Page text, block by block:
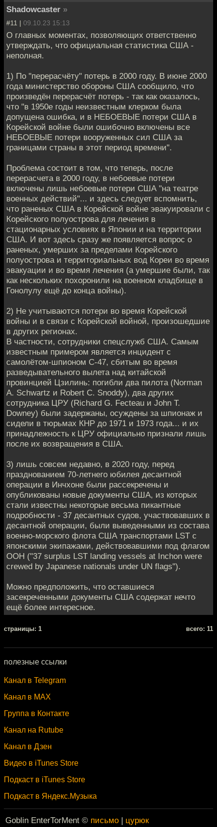
Shadowcaster »
#11 | 09.10.23 15:13
О главных моментах, позволяющих ответственно
утверждать, что официальная статистика США -
неполная.
1) По "перерасчёту" потерь в 2000 году. В июне 2000
года министерство обороны США сообщило, что
произведён перерасчёт потерь - так как оказалось,
что "в 1950е годы неизвестным клерком была
допущена ошибка, и в НЕБОЕВЫЕ потери США в
Корейской войне были ошибочно включены все
НЕБОЕВЫЕ потери вооруженных сил США за
границами страны в этот период времени".
Проблема состоит в том, что теперь, после
перерасчета в 2000 году, в небоевые потери
включены лишь небоевые потери США "на театре
военных действий"... и здесь следует вспомнить,
что раненых США в Корейской войне эвакуировали с
Корейского полуострова для лечения в
стационарных условиях в Японии и на территории
США. И вот здесь сразу же появляется вопрос о
раненых, умерших за пределами Корейского
полуострова и территориальных вод Кореи во время
эвакуации и во время лечения (а умершие были, так
как нескольких похоронили на военном кладбище в
Гонолулу ещё до конца войны).
2) Не учитываются потери во время Корейской
войны и в связи с Корейской войной, произошедшие
в других регионах.
В частности, сотрудники спецслужб США. Самым
известным примером является инцидент с
самолётом-шпионом С-47, сбитым во время
разведывательного вылета над китайской
провинцией Цзилинь: погибли два пилота (Norman
A. Schwartz и Robert C. Snoddy), два других
сотрудника ЦРУ (Richard G. Fecteau и John T.
Downey) были задержаны, осуждены за шпионаж и
сидели в тюрьмах КНР до 1971 и 1973 года... и их
принадлежность к ЦРУ официально признали лишь
после их возвращения в США.
3) лишь совсем недавно, в 2020 году, перед
празднованием 70-летнего юбилея десантной
операции в Инчхоне были рассекречены и
опубликованы новые документы США, из которых
стали известны некоторые весьма пикантные
подробности - 37 десантных судов, участвовавших в
десантной операции, были выведенными из состава
военно-морского флота США транспортами LST с
японскими экипажами, действовавшими под флагом
ООН ("37 surplus LST landing vessels at Inchon were
crewed by Japanese nationals under UN flags").
Можно предположить, что оставшиеся
засекреченными документы США содержат нечто
ещё более интересное.
cтраницы: 1 всего: 11
полезные ссылки
Канал в Telegram
Канал в MAX
Группа в Контакте
Канал на Rutube
Канал в Дзен
Видео в iTunes Store
Подкаст в iTunes Store
Подкаст в Яндекс.Музыка
Goblin EnterTorMent © письмо | цурюк